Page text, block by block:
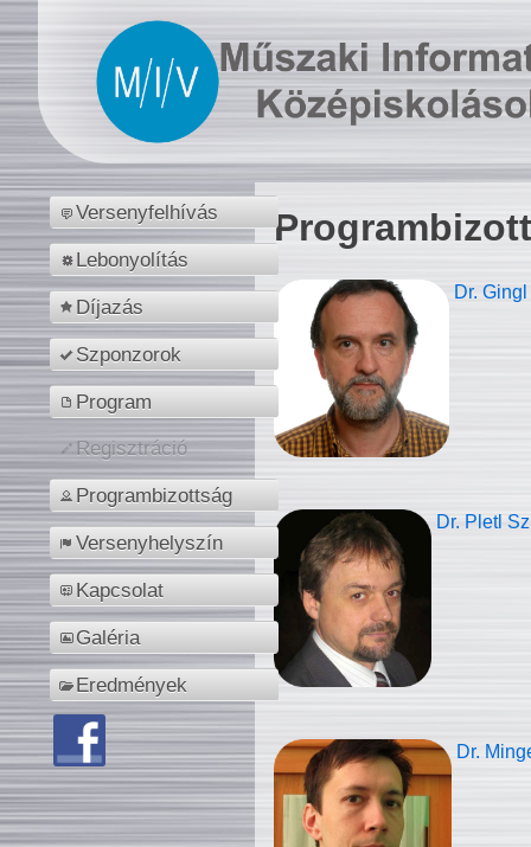
Versenyfelhívás
Lebonyolítás
Díjazás
Szponzorok
Program
Regisztráció
Programbizottság
Versenyhelyszín
Kapcsolat
Galéria
Eredmények
Dr.
Dr. Pletl
Dr.